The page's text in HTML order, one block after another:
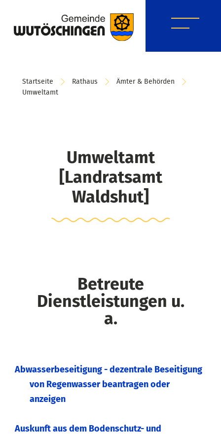
Startseite Rathaus
Ämter & Behörden
Umweltamt
Umweltamt
[Landratsamt
Waldshut]
Betreute
Dienstleistungen u.
a.
Abwasserbeseitigung - dezentrale Beseitigung
von Regenwasser beantragen oder
anzeigen
Auskunft aus dem Bodenschutz- und